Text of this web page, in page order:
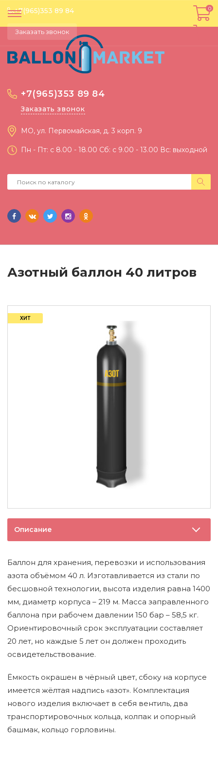
+7(965)353 89 84
Заказать звонок
МО, ул. Первомайская, д. 3 корп. 9
Пн - Пт: c 8.00 - 18.00 Сб: c 9.00 - 13.00 Вс: выходной
+7(965)353 89 84
Заказать звонок
0
0
Азотный баллон 40 литров
ХИТ
Описание
Баллон для хранения, перевозки и использования
азота объёмом 40 л. Изготавливается из стали по
бесшовной технологии, высота изделия равна 1400
мм, диаметр корпуса – 219 м. Масса заправленного
баллона при рабочем давлении 150 бар – 58,5 кг.
Ориентировочный срок эксплуатации составляет
20 лет, но каждые 5 лет он должен проходить
освидетельствование.
Ёмкость окрашен в чёрный цвет, сбоку на корпусе
имеется жёлтая надпись «азот». Комплектация
нового изделия включает в себя вентиль, два
транспортировочных кольца, колпак и опорный
башмак, кольцо горловины.